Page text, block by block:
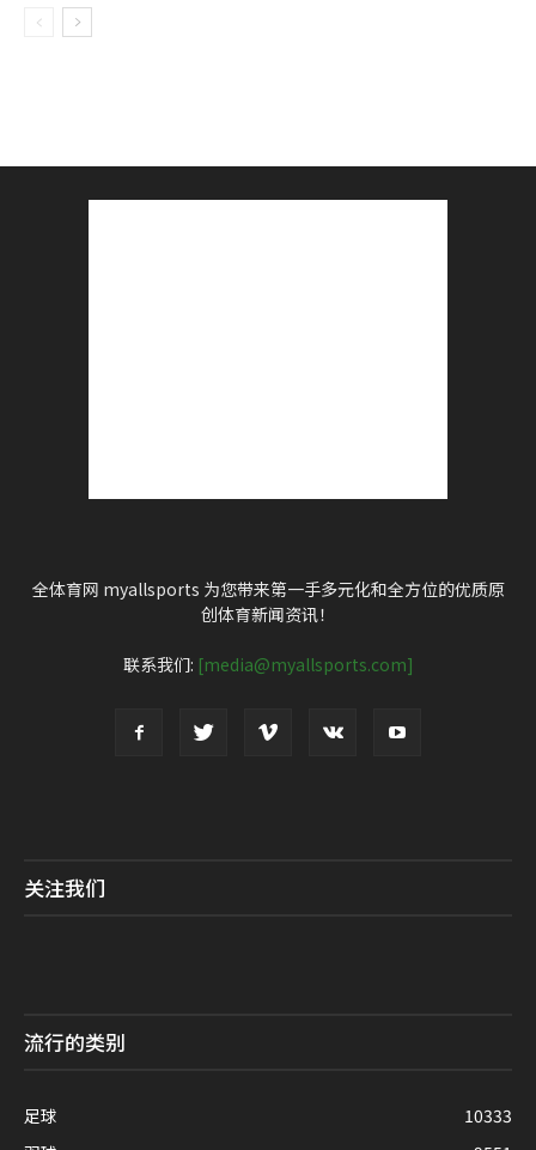
全体育网 myallsports 为您带来第一手多元化和全方位的优质原
创体育新闻资讯！
联系我们: [media@myallsports.com]
关注我们
流行的类别
足球
10333